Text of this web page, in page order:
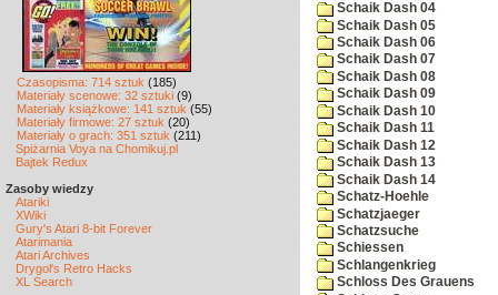
Czasopisma: 714 sztuk (185)
Materiały scenowe: 32 sztuki (9)
Materiały książkowe: 141 sztuk (55)
Materiały firmowe: 27 sztuk (20)
Materiały o grach: 351 sztuk (211)
Spiżarnia Voya na Chomikuj.pl
Bajtek Redux
Zasoby wiedzy
Atariki
XWiki
Gury's Atari 8-bit Forever
Atarimania
Atari Archives
Drygol's Retro Hacks
XL Search
Schaik Dash 04
Schaik Dash 05
Schaik Dash 06
Schaik Dash 07
Schaik Dash 08
Schaik Dash 09
Schaik Dash 10
Schaik Dash 11
Schaik Dash 12
Schaik Dash 13
Schaik Dash 14
Schatz-Hoehle
Schatzjaeger
Schatzsuche
Schiessen
Schlangenkrieg
Schloss Des Grauens